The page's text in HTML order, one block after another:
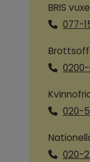
BRIS
077-
0200-
020-
020-